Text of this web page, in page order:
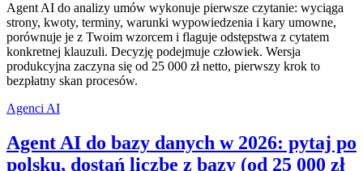
Agent AI do analizy umów wykonuje pierwsze czytanie: wyciąga
strony, kwoty, terminy, warunki wypowiedzenia i kary umowne,
porównuje je z Twoim wzorcem i flaguje odstępstwa z cytatem
konkretnej klauzuli. Decyzję podejmuje człowiek. Wersja
produkcyjna zaczyna się od 25 000 zł netto, pierwszy krok to
bezpłatny skan procesów.
Agenci AI
Agent AI do bazy danych w 2026: pytaj po
polsku, dostań liczbę z bazy (od 25 000 zł